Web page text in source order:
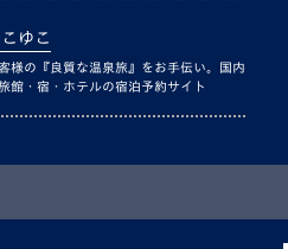
ゆこ
様の『良質な温泉旅』をお手伝い。国内
館・宿・ホテルの宿泊予約サイト